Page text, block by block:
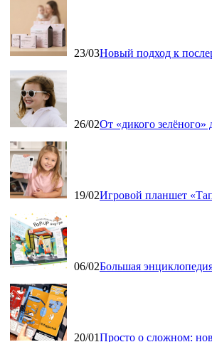
23/03Новый подход к
26/02От «дикого зелёного»
19/02Игровой планшет
06/02Большая
20/01Просто о сложном: